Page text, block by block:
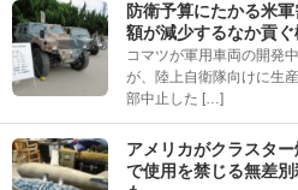
防衛予算にたかる米
額が減少するなか貢ぐ
コマツが軍用車両の開
が、陸上自衛隊向けに生
部中止した […]
アメリカがクラスタ
で使用を禁じる無差